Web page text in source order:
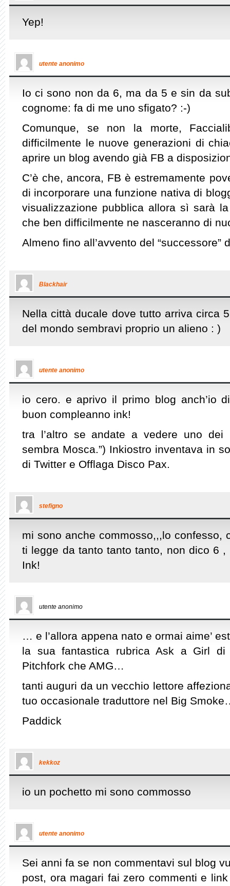
Yep!
utente anonimo
Io ci sono non da 6, ma da 5 e sin da
cognome: fa di me uno sfigato? :-)
Comunque, se non la morte,
difficilmente le nuove generazioni di
aprire un blog avendo già FB a
C’è che, ancora, FB è estremamente
di incorporare una funzione nativa di
visualizzazione pubblica allora sì sarà
che ben difficilmente ne nasceranno di
Almeno fino all’avvento del “successore”
Blackhair
Nella città ducale dove tutto arriva circa
del mondo sembravi proprio un alieno : )
utente anonimo
io cero. e aprivo il primo blog anch’io
buon compleanno ink!
tra l’altro se andate a vedere uno dei
sembra Mosca.”) Inkiostro inventava in
di Twitter e Offlaga Disco Pax.
stefigno
mi sono anche commosso,,,lo confesso,
ti legge da tanto tanto tanto, non dico 6
Ink!
utente anonimo
… e l’allora appena nato e ormai aime’
la sua fantastica rubrica Ask a Girl
Pitchfork che AMG…
tanti auguri da un vecchio lettore
tuo occasionale traduttore nel Big
Paddick
kekkoz
io un pochetto mi sono commosso
utente anonimo
Sei anni fa se non commentavi sul blog
post, ora magari fai zero commenti e